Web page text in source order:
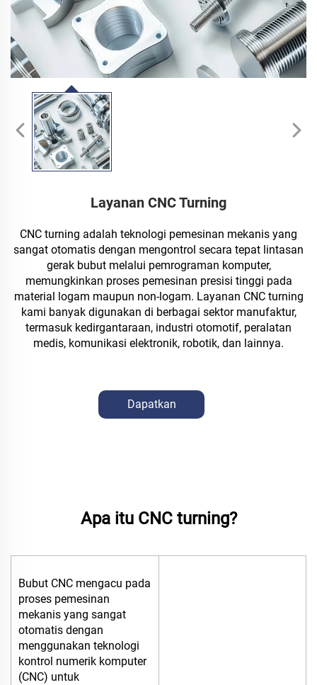
Layanan CNC Turning
CNC turning adalah teknologi pemesinan mekanis yang
sangat otomatis dengan mengontrol secara tepat lintasan
gerak bubut melalui pemrograman komputer,
memungkinkan proses pemesinan presisi tinggi pada
material logam maupun non-logam. Layanan CNC turning
kami banyak digunakan di berbagai sektor manufaktur,
termasuk kedirgantaraan, industri otomotif, peralatan
medis, komunikasi elektronik, robotik, dan lainnya.
Dapatkan
Apa itu CNC turning?
Bubut CNC mengacu pada
proses pemesinan
mekanis yang sangat
otomatis dengan
menggunakan teknologi
kontrol numerik komputer
(CNC) untuk